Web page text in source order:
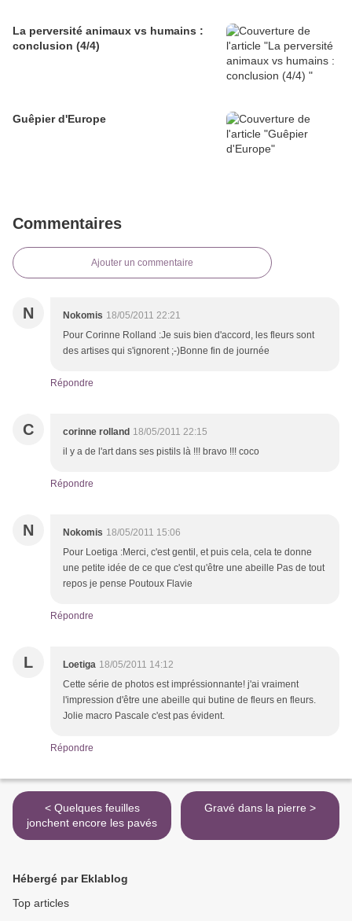
La perversité animaux vs humains :
conclusion (4/4)
Guêpier d'Europe
Commentaires
Ajouter un commentaire
N Nokomis 18/05/2011 22:21
Pour Corinne Rolland :Je suis bien d'accord, les fleurs sont
des artises qui s'ignorent ;-)Bonne fin de journée
Répondre
C corinne rolland 18/05/2011 22:15
il y a de l'art dans ses pistils là !!! bravo !!! coco
Répondre
N Nokomis 18/05/2011 15:06
Pour Loetiga :Merci, c'est gentil, et puis cela, cela te donne
une petite idée de ce que c'est qu'être une abeille Pas de tout
repos je pense Poutoux Flavie
Répondre
L Loetiga 18/05/2011 14:12
Cette série de photos est impréssionnante! j'ai vraiment
l'impression d'être une abeille qui butine de fleurs en fleurs.
Jolie macro Pascale c'est pas évident.
Répondre
< Quelques feuilles
jonchent encore les pavés
Gravé dans la pierre >
Hébergé par Eklablog
Top articles